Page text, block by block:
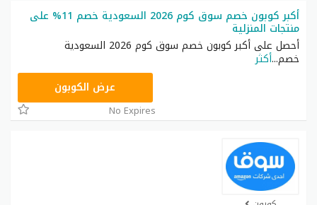
أكبر كوبون خصم سوق كوم 2026 السعودية خصم 11% على
منتجات المنزلية
أحصل على أكبر كوبون خصم سوق كوم 2026 السعودية
خصم...أكثر
HOMEWFعرض الكوبون
No Expires